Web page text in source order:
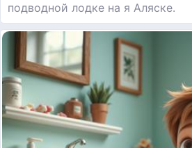
подводной лодке на я Аляске.